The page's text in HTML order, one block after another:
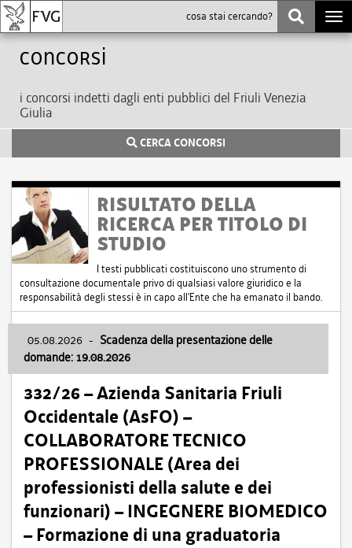
Concorsi
i concorsi indetti dagli enti pubblici del Friuli Venezia
Giulia
CERCA CONCORSI
RISULTATO DELLA
RICERCA PER TITOLO DI
STUDIO
I testi pubblicati costituiscono uno strumento di
consultazione documentale privo di qualsiasi valore giuridico e la
responsabilità degli stessi è in capo all'Ente che ha emanato il bando.
05.08.2026 - Scadenza della presentazione delle
domande: 19.08.2026
332/26 – Azienda Sanitaria Friuli
Occidentale (AsFO) –
COLLABORATORE TECNICO
PROFESSIONALE (Area dei
professionisti della salute e dei
funzionari) – INGEGNERE BIOMEDICO
– Formazione di una graduatoria